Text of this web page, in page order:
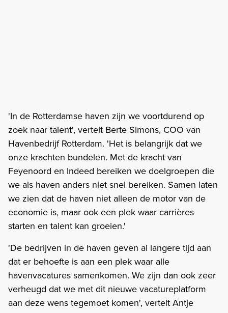
'In de Rotterdamse haven zijn we voortdurend op
zoek naar talent', vertelt Berte Simons, COO van
Havenbedrijf Rotterdam. 'Het is belangrijk dat we
onze krachten bundelen. Met de kracht van
Feyenoord en Indeed bereiken we doelgroepen die
we als haven anders niet snel bereiken. Samen laten
we zien dat de haven niet alleen de motor van de
economie is, maar ook een plek waar carrières
starten en talent kan groeien.'
'De bedrijven in de haven geven al langere tijd aan
dat er behoefte is aan een plek waar alle
havenvacatures samenkomen. We zijn dan ook zeer
verheugd dat we met dit nieuwe vacatureplatform
aan deze wens tegemoet komen', vertelt Antje